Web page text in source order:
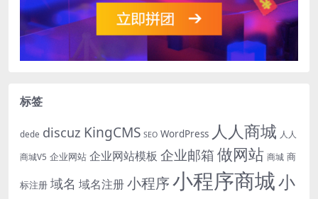
标签
dede discuz KingCMS SEO WordPress 人人商城 人人
商城V5 企业网站 企业网站模板 企业邮箱 做网站 商城 商
标注册 域名 域名注册小程序小程序商城小